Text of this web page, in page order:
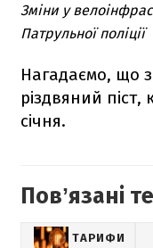
Зміни у
Патрульної поліції
Нагадаємо, що
різдвяний
січня.
Повʼязані
ТАРИФИ